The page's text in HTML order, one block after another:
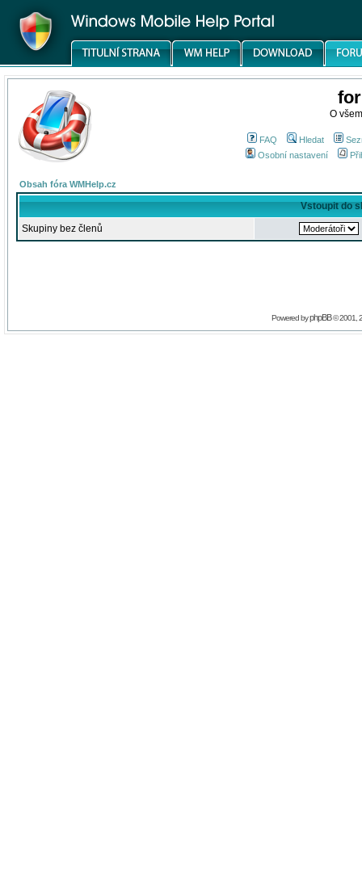
O
FAQ Hledat
Osobní nastavení
Obsah fóra WMHelp.cz
Vstoupit do
Skupiny bez členů
Powered byphpBB© 2001,